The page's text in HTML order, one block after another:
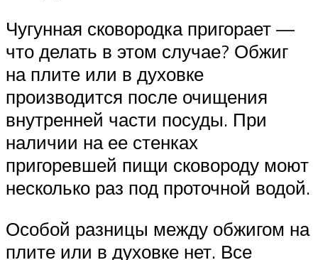
Чугунная сковородка пригорает —
что делать в этом случае? Обжиг
на плите или в духовке
производится после очищения
внутренней части посуды. При
наличии на ее стенках
пригоревшей пищи сковороду моют
несколько раз под проточной водой.
Особой разницы между обжигом на
плите или в духовке нет. Все